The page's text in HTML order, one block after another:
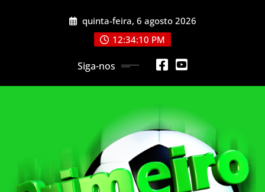
quinta-feira, 6 agosto 2026
12:34:12 PM
Siga-nos